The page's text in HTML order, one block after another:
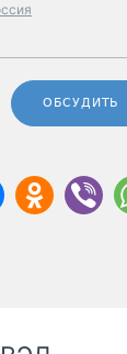
ОБСУДИТЬ